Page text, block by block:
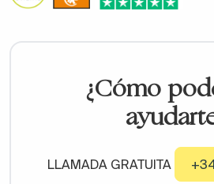
¿Cómo
LLAMADA GRATUITA